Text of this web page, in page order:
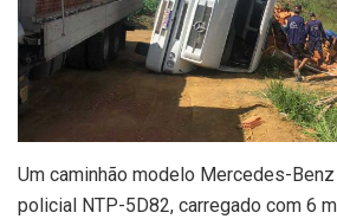
Um caminhão modelo Mercedes-
policial NTP-5D82, carregado com 6